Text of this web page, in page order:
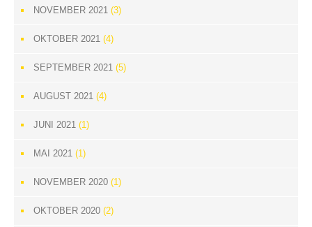
NOVEMBER 2021 (3)
OKTOBER 2021 (4)
SEPTEMBER 2021 (5)
AUGUST 2021 (4)
JUNI 2021 (1)
MAI 2021 (1)
NOVEMBER 2020 (1)
OKTOBER 2020 (2)